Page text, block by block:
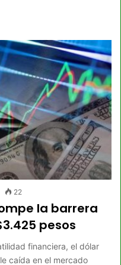
22
la barrera
pesos
financiera, el dólar
caída en el mercado